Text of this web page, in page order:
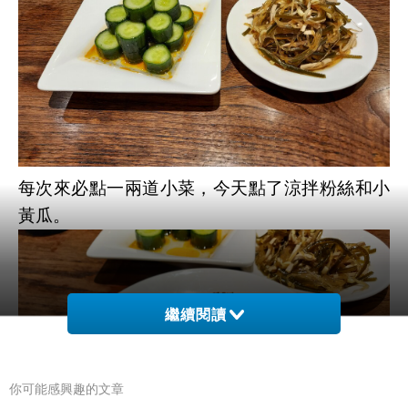
每次來必點一兩道小菜，今天點了涼拌粉絲和小
黃瓜。
繼續閱讀
你可能感興趣的文章